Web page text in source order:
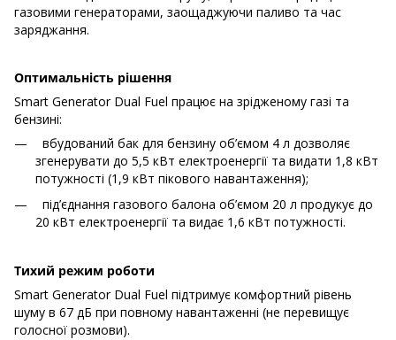
газовими генераторами, заощаджуючи паливо та час
заряджання.
Оптимальність рішення
Smart Generator Dual Fuel працює на зрідженому газі та
бензині:
вбудований бак для бензину об’ємом 4 л дозволяє
згенерувати до 5,5 кВт електроенергії та видати 1,8 кВт
потужності (1,9 кВт пікового навантаження);
під’єднання газового балона об’ємом 20 л продукує до
20 кВт електроенергії та видає 1,6 кВт потужності.
Тихий режим роботи
Smart Generator Dual Fuel підтримує комфортний рівень
шуму в 67 дБ при повному навантаженні (не перевищує
голосної розмови).